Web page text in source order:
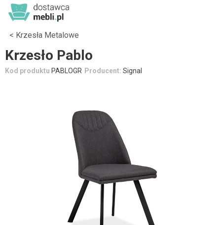
Krzesła Metalowe
Krzesło Pablo
Kod produktu PABLOGR Producent: Signal